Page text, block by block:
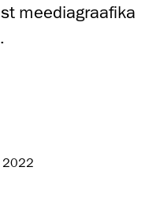
meediagraafika
.
2022